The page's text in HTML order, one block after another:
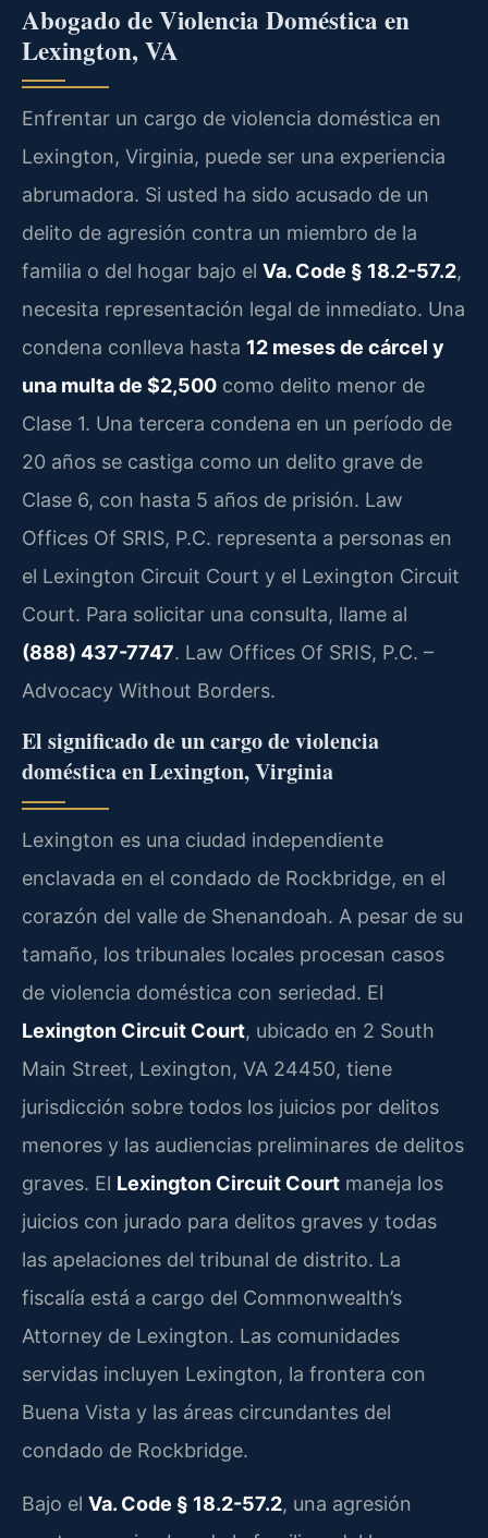
Abogado de Violencia Doméstica en
Lexington, VA
Enfrentar un cargo de violencia doméstica en
Lexington, Virginia, puede ser una experiencia
abrumadora. Si usted ha sido acusado de un
delito de agresión contra un miembro de la
familia o del hogar bajo el Va. Code § 18.2-57.2,
necesita representación legal de inmediato. Una
condena conlleva hasta 12 meses de cárcel y
una multa de $2,500 como delito menor de
Clase 1. Una tercera condena en un período de
20 años se castiga como un delito grave de
Clase 6, con hasta 5 años de prisión. Law
Offices Of SRIS, P.C. representa a personas en
el Lexington Circuit Court y el Lexington Circuit
Court. Para solicitar una consulta, llame al
(888) 437-7747. Law Offices Of SRIS, P.C. –
Advocacy Without Borders.
El significado de un cargo de violencia
doméstica en Lexington, Virginia
Lexington es una ciudad independiente
enclavada en el condado de Rockbridge, en el
corazón del valle de Shenandoah. A pesar de su
tamaño, los tribunales locales procesan casos
de violencia doméstica con seriedad. El
Lexington Circuit Court, ubicado en 2 South
Main Street, Lexington, VA 24450, tiene
jurisdicción sobre todos los juicios por delitos
menores y las audiencias preliminares de delitos
graves. El Lexington Circuit Court maneja los
juicios con jurado para delitos graves y todas
las apelaciones del tribunal de distrito. La
fiscalía está a cargo del Commonwealth’s
Attorney de Lexington. Las comunidades
servidas incluyen Lexington, la frontera con
Buena Vista y las áreas circundantes del
condado de Rockbridge.
Bajo el Va. Code § 18.2-57.2, una agresión